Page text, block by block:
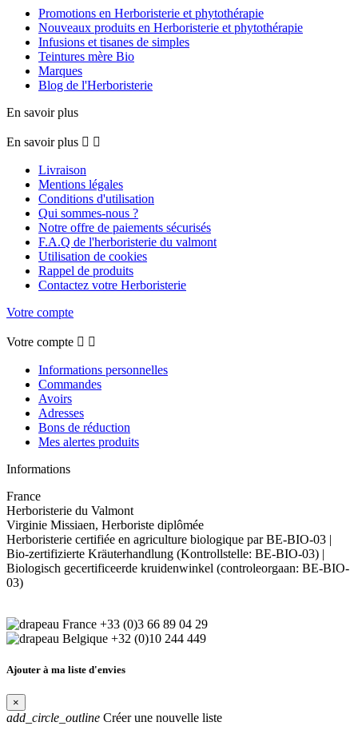
Promotions en Herboristerie et phytothérapie
Nouveaux produits en Herboristerie et phytothérapie
Infusions et tisanes de simples
Teintures mère Bio
Marques
Blog de l'Herboristerie
En savoir plus
En savoir plus  
Livraison
Mentions légales
Conditions d'utilisation
Qui sommes-nous ?
Notre offre de paiements sécurisés
F.A.Q de l'herboristerie du valmont
Utilisation de cookies
Rappel de produits
Contactez votre Herboristerie
Votre compte
Votre compte  
Informations personnelles
Commandes
Avoirs
Adresses
Bons de réduction
Mes alertes produits
Informations
France
Herboristerie du Valmont
Virginie Missiaen, Herboriste diplômée
Herboristerie certifiée en agriculture biologique par BE-BIO-03 |
Bio-zertifizierte Kräuterhandlung (Kontrollstelle: BE-BIO-03) |
Biologisch gecertificeerde kruidenwinkel (controleorgaan: BE-BIO-
03)
+33 (0)3 66 89 04 29
+32 (0)10 244 449
Ajouter à ma liste d'envies
×
add_circle_outline Créer une nouvelle liste